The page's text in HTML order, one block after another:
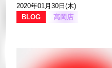
2020年01月30日(木)
BLOG
高岡店